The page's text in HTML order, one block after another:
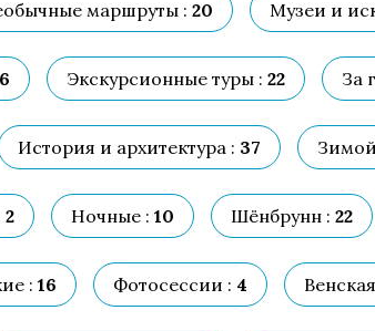
маршруты : 20 Музеи и
6 Экскурсионные туры : 22 За
История и архитектура : 37
2 Ночные : 10 Шёнбрунн : 22
: 16 Фотосессии : 4